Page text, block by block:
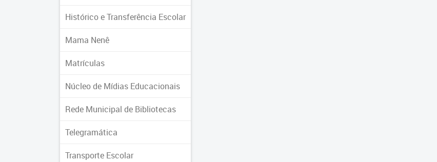
Histórico e Transferência Escolar
Mama Nenê
Matrículas
Núcleo de Mídias Educacionais
Rede Municipal de Bibliotecas
Telegramática
Transporte Escolar